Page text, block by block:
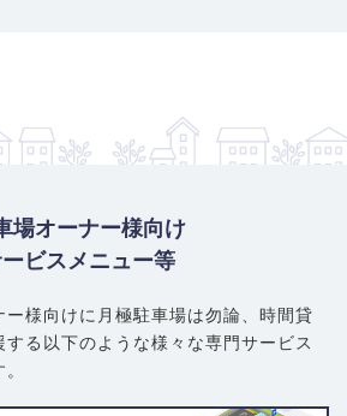
場オーナー様向け
ビスメニュー等
様向けに月極駐車場は勿論、 時間貸
する以下のような様々な専門サービス